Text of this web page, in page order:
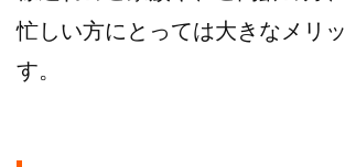
忙しい方にとっては大きなメリ
す。